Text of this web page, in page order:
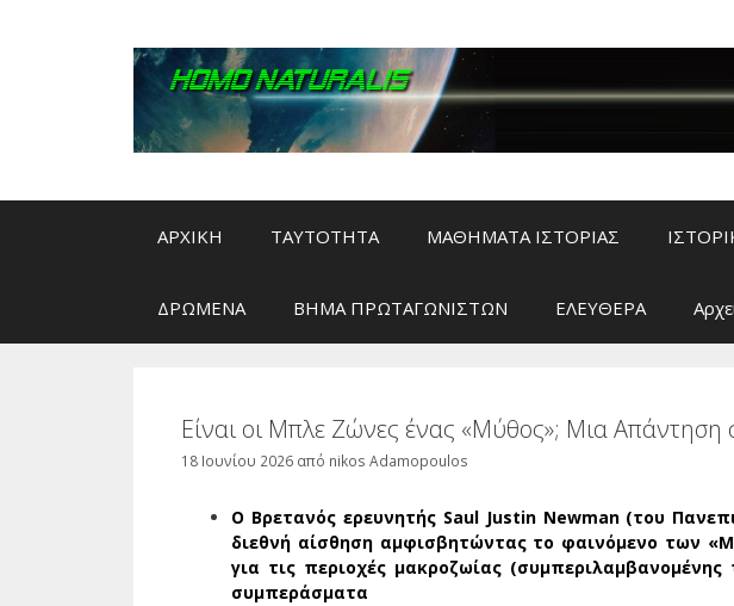
ΑΡΧΙΚΗ ΤΑΥΤΟΤΗΤΑ ΜΑΘΗΜΑΤΑ ΙΣΤΟΡΙΑΣ
ΔΡΩΜΕΝΑ ΒΗΜΑ ΠΡΩΤΑΓΩΝΙΣΤΩΝ ΕΛΕΥΘΕΡΑ
Είναι οι Μπλε Ζώνες ένας «Μύθος»; Μια
18 Ιουνίου 2026 από nikos Adamopoulos
Ο Βρετανός ερευνητής Saul Justin Newman (του
διεθνή αίσθηση αμφισβητώντας το φαινόμενο των
για τις περιοχές μακροζωίας
συμπεράσματα